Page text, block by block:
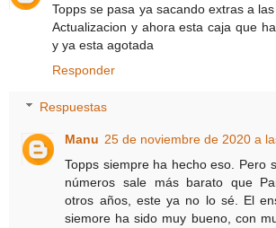
Topps se pasa ya sacando extras a
Actualizacion y ahora esta caja que
y ya esta agotada
Responder
Respuestas
Manu 25 de noviembre de 2020 a
Topps siempre ha hecho eso. Pero
números sale más barato que
otros años, este ya no lo sé. El
siemore ha sido muy bueno, con